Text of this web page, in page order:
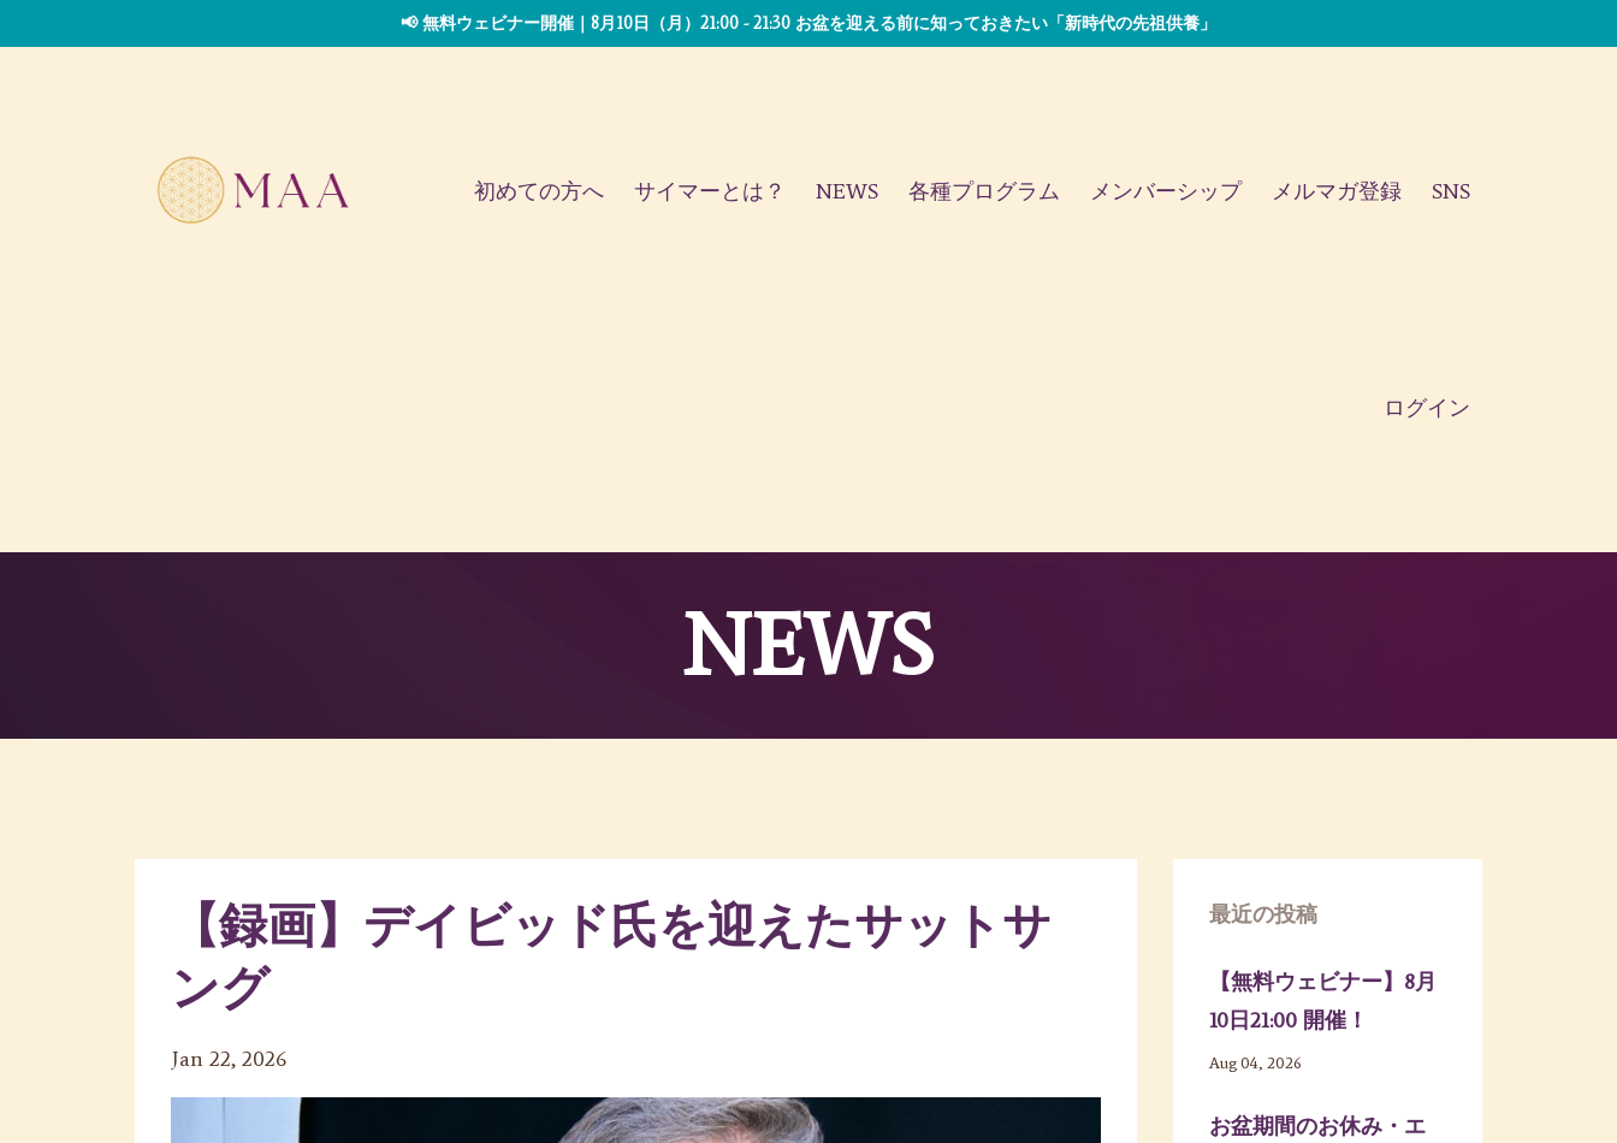
📢 無料ウェビナー開催｜8月10日（月）21:00 - 21:30 お盆を迎える前に知っておきたい「新時代の先祖供養」
初めての方へ サイマーとは？ NEWS 各種プログラム メンバーシップ メルマガ登録 SNS
ログイン
NEWS
【録画】デイビッド氏を迎えたサットサ
ング
Jan 22, 2026
最近の投稿
【無料ウェビナー】8月
10日21:00 開催！
Aug 04, 2026
お盆期間のお休み・エ